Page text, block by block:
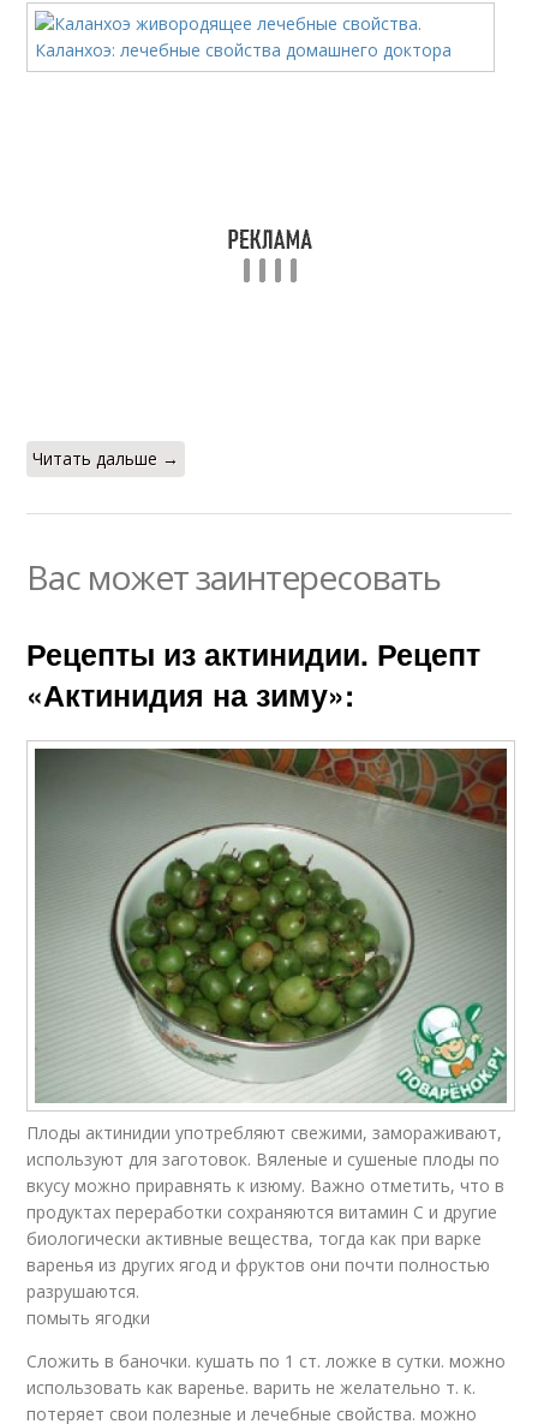
Читать дальше →
Вас может заинтересовать
Рецепты из актинидии. Рецепт
«Актинидия на зиму»:
Плоды актинидии употребляют свежими, замораживают,
используют для заготовок. Вяленые и сушеные плоды по
вкусу можно приравнять к изюму. Важно отметить, что в
продуктах переработки сохраняются витамин С и другие
биологически активные вещества, тогда как при варке
варенья из других ягод и фруктов они почти полностью
разрушаются.
помыть ягодки
Сложить в баночки. кушать по 1 ст. ложке в сутки. можно
использовать как варенье. варить не желательно т. к.
потеряет свои полезные и лечебные свойства. можно